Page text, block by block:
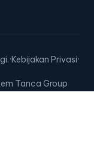
·Kebijakan Privasi·
Tanca Group